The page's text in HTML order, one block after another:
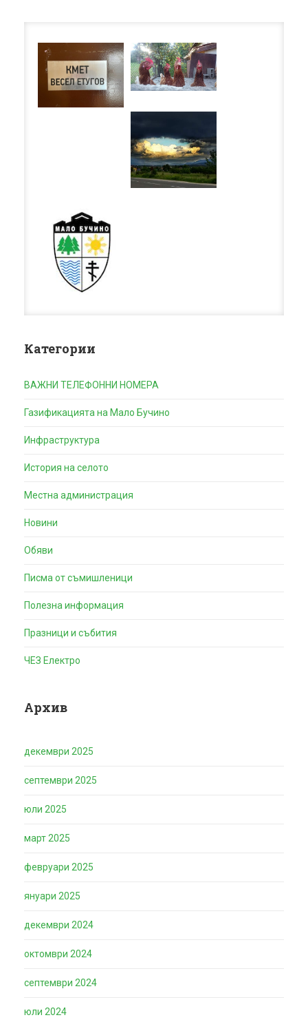
Категории
ВАЖНИ ТЕЛЕФОННИ НОМЕРА
Газификацията на Мало Бучино
Инфраструктура
История на селото
Местна администрация
Новини
Обяви
Писма от съмишленици
Полезна информация
Празници и събития
ЧЕЗ Електро
Архив
декември 2025
септември 2025
юли 2025
март 2025
февруари 2025
януари 2025
декември 2024
октомври 2024
септември 2024
юли 2024